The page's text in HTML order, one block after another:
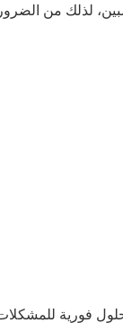
لذلك من
فورية للمشكلات